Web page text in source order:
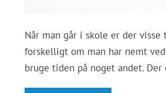
Når man går i skole er der
forskelligt om man har nemt
bruge tiden på noget andet.